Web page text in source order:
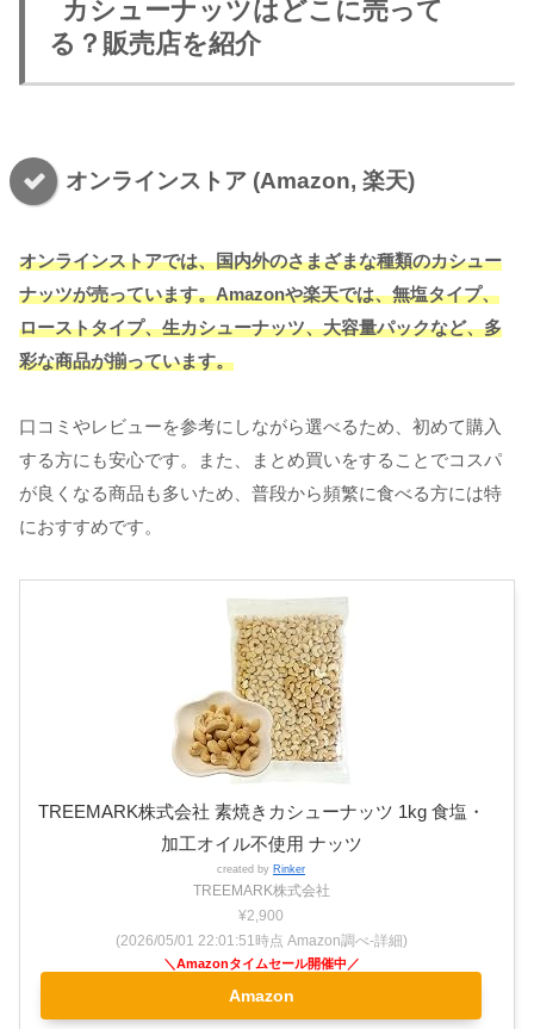
カシューナッツはどこに売って
る？販売店を紹介
オンラインストア (Amazon, 楽天)
オンラインストアでは、国内外のさまざまな種類のカシュー
ナッツが売っています。Amazonや楽天では、無塩タイプ、
ローストタイプ、生カシューナッツ、大容量パックなど、多
彩な商品が揃っています。
口コミやレビューを参考にしながら選べるため、初めて購入
する方にも安心です。また、まとめ買いをすることでコスパ
が良くなる商品も多いため、普段から頻繁に食べる方には特
におすすめです。
TREEMARK株式会社 素焼きカシューナッツ 1kg 食塩・
加工オイル不使用 ナッツ
created by Rinker
TREEMARK株式会社
¥2,900
(2026/05/01 22:01:51時点 Amazon調べ-詳細)
Amazon